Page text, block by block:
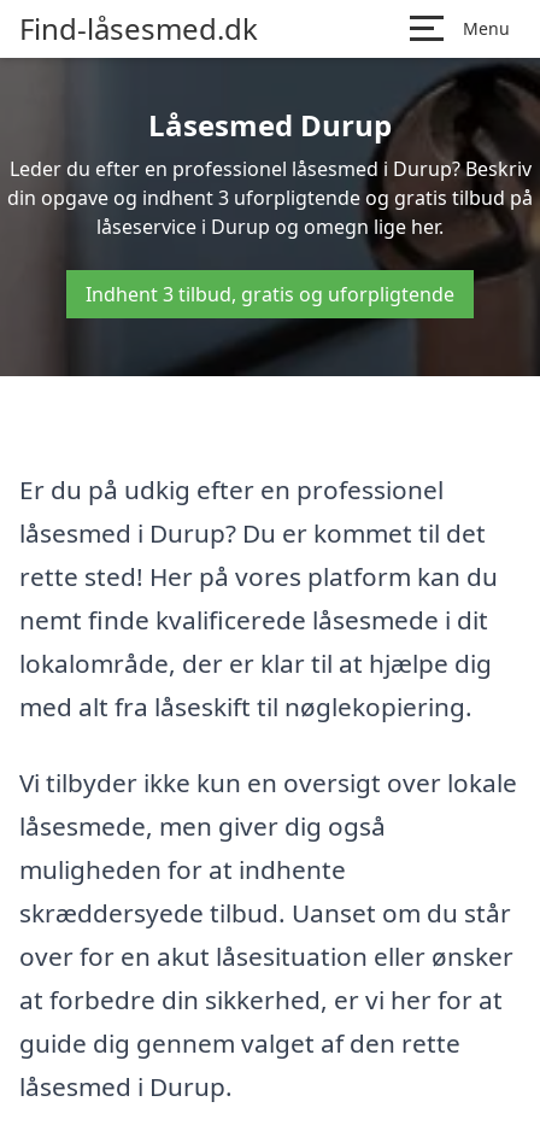
Find-låsesmed.dk Menu
Låsesmed Durup
Leder du efter en professionel låsesmed i Durup? Beskriv
din opgave og indhent 3 uforpligtende og gratis tilbud på
låseservice i Durup og omegn lige her.
Indhent 3 tilbud, gratis og uforpligtende
Er du på udkig efter en professionel
låsesmed i Durup? Du er kommet til det
rette sted! Her på vores platform kan du
nemt finde kvalificerede låsesmede i dit
lokalområde, der er klar til at hjælpe dig
med alt fra låseskift til nøglekopiering.
Vi tilbyder ikke kun en oversigt over lokale
låsesmede, men giver dig også
muligheden for at indhente
skræddersyede tilbud. Uanset om du står
over for en akut låsesituation eller ønsker
at forbedre din sikkerhed, er vi her for at
guide dig gennem valget af den rette
låsesmed i Durup.